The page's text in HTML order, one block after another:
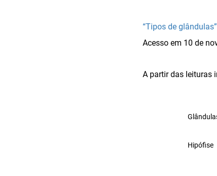
“Tipos de glândulas”
Acesso em 10 de
A partir das leituras
Hipófise